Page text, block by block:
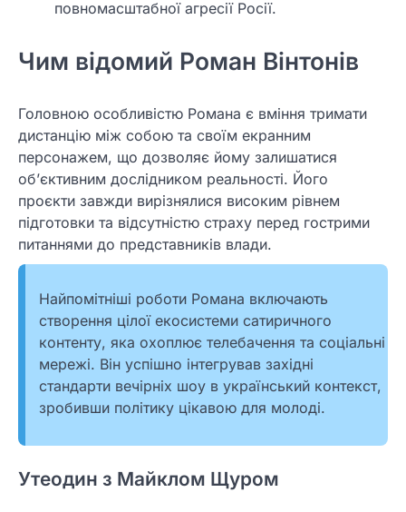
повномасштабної агресії Росії.
Чим відомий Роман Вінтонів
Головною особливістю Романа є вміння тримати
дистанцію між собою та своїм екранним
персонажем, що дозволяє йому залишатися
об’єктивним дослідником реальності. Його
проєкти завжди вирізнялися високим рівнем
підготовки та відсутністю страху перед гострими
питаннями до представників влади.
Найпомітніші роботи Романа включають
створення цілої екосистеми сатиричного
контенту, яка охоплює телебачення та соціальні
мережі. Він успішно інтегрував західні
стандарти вечірніх шоу в український контекст,
зробивши політику цікавою для молоді.
Утеодин з Майклом Щуром